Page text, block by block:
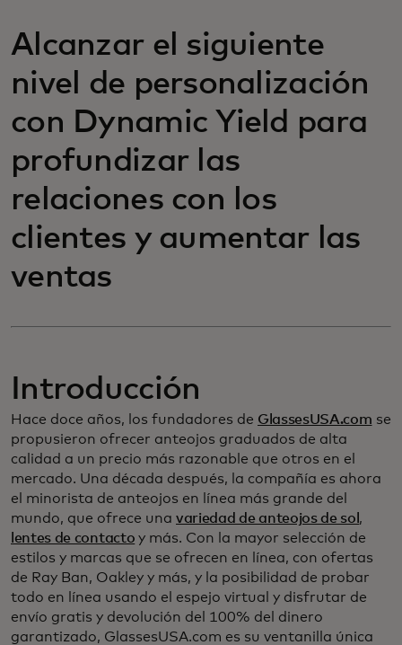
Alcanzar el siguiente
nivel de personalización
con Dynamic Yield para
profundizar las
relaciones con los
clientes y aumentar las
ventas
Introducción
Hace doce años, los fundadores de GlassesUSA.com se
propusieron ofrecer anteojos graduados de alta
calidad a un precio más razonable que otros en el
mercado. Una década después, la compañía es ahora
el minorista de anteojos en línea más grande del
mundo, que ofrece una variedad de anteojos de sol ,
lentes de contacto y más. Con la mayor selección de
estilos y marcas que se ofrecen en línea, con ofertas
de Ray Ban, Oakley y más, y la posibilidad de probar
todo en línea usando el espejo virtual y disfrutar de
envío gratis y devolución del 100% del dinero
garantizado, GlassesUSA.com es su ventanilla única